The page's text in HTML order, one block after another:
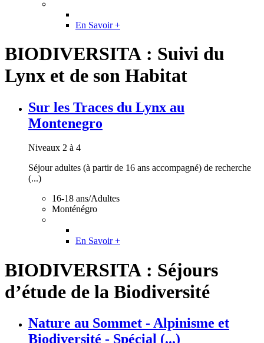
En Savoir +
BIODIVERSITA : Suivi du
Lynx et de son Habitat
Sur les Traces du Lynx au
Montenegro
Niveaux 2 à 4
Séjour adultes (à partir de 16 ans accompagné) de recherche
(...)
16-18 ans/Adultes
Monténégro
En Savoir +
BIODIVERSITA : Séjours
d’étude de la Biodiversité
Nature au Sommet - Alpinisme et
Biodiversité - Spécial (...)